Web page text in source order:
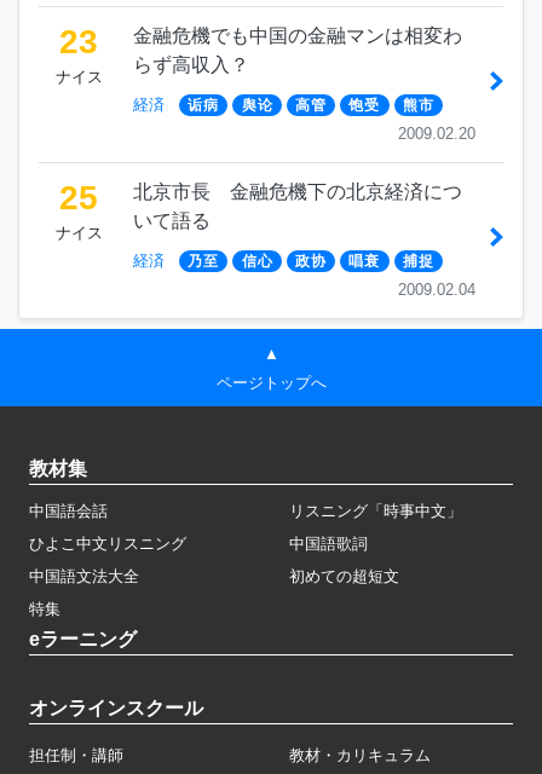
23
ナイス
金融危機でも中国の金融マンは相変わ
らず高収入？
経済 诟病 舆论 高管 饱受 熊市
2009.02.20
25
ナイス
北京市長 金融危機下の北京経済につ
いて語る
経済 乃至 信心 政协 唱衰 捕捉
2009.02.04
▲
ページトップへ
教材集
中国語会話
リスニング「時事中文」
ひよこ中文リスニング
中国語歌詞
中国語文法大全
初めての超短文
特集
eラーニング
オンラインスクール
担任制・講師 教材・カリキュラム